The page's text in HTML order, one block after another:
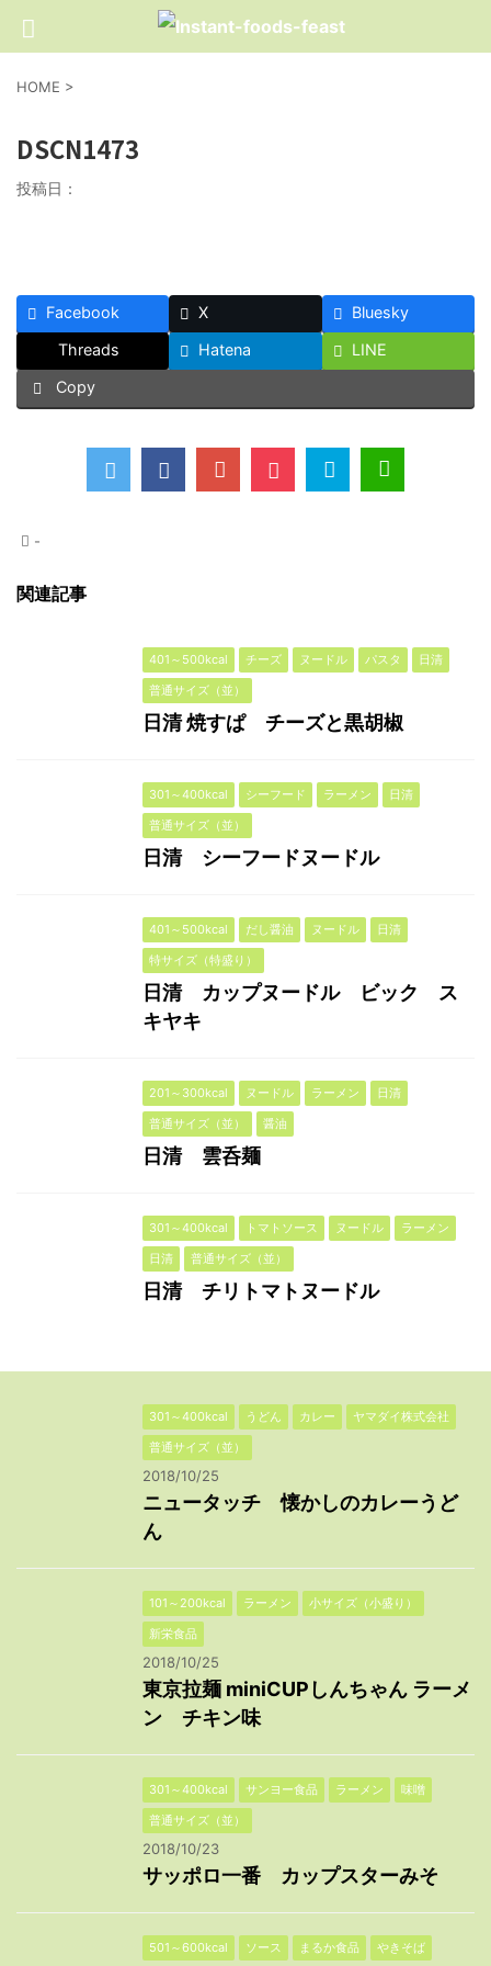
HOME >
DSCN1473
投稿日：
Facebook X
Bluesky
Threads
Hatena
LINE
Copy
-
関連記事
401～500kcal チーズ ヌードル パスタ
日清
普通サイズ（並）
日清 焼すぱ チーズと黒胡椒
301～400kcal シーフード ラーメン
日清
普通サイズ（並）
日清 シーフードヌードル
401～500kcal だし醤油 ヌードル
日清
特サイズ（特盛り）
日清 カップヌードル ビック ス
キヤキ
201～300kcal ヌードル ラーメン
日清
普通サイズ（並）
醤油
日清 雲呑麺
301～400kcal トマトソース ヌードル
ラーメン
日清
普通サイズ（並）
日清 チリトマトヌードル
301～400kcal うどん カレー
ヤマダイ株式会社
普通サイズ（並）
2018/10/25
ニュータッチ 懐かしのカレーうど
ん
101～200kcal ラーメン
小サイズ（小盛り）
新栄食品
2018/10/25
東京拉麺 miniCUPしんちゃん ラーメ
ン チキン味
301～400kcal サンヨー食品 ラーメン
味噌
普通サイズ（並）
2018/10/23
サッポロ一番 カップスターみそ
501～600kcal ソース まるか食品 やきそば